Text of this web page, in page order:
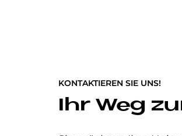
KONTAKTIEREN SIE UNS!
Ihr Weg